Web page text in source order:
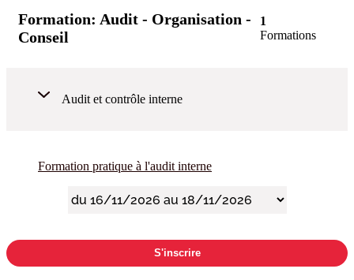
Formation: Audit - Organisation -
Conseil
1
Formations
Audit et contrôle interne
Formation pratique à l'audit interne
S'inscrire